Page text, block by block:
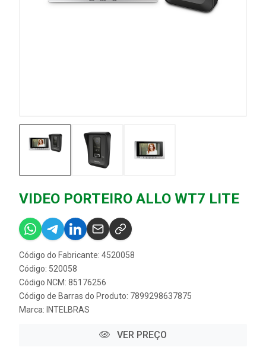
VIDEO PORTEIRO ALLO WT7 LITE
Código do Fabricante: 4520058
Código: 520058
Código NCM: 85176256
Código de Barras do Produto: 7899298637875
Marca: INTELBRAS
VER PREÇO